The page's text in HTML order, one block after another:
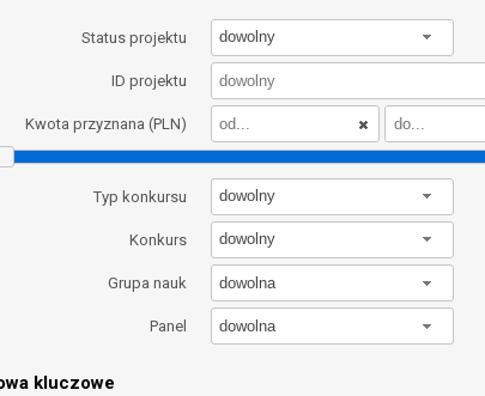
Status projektu dowolny
ID projektu
Kwota przyznana (PLN)
Typ konkursu dowolny
Konkurs dowolny
Grupa nauk dowolna
Panel dowolna
kluczowe